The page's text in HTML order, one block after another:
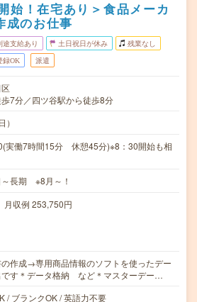
始！在宅あり＞食品メーカ
成のお仕事
途支給あり 土日祝日が休み 残業なし
録OK 派遣
7分／四ツ谷駅から徒歩8分
）
実働7時間15分 休憩45分)※8：30開始も相
～長期 ※8月～！
収例 253,750円
の作成→専用商品情報のソフトを使ったデー
です＊データ格納 など＊マスターデー…
/ ブランクOK / 英語力不要